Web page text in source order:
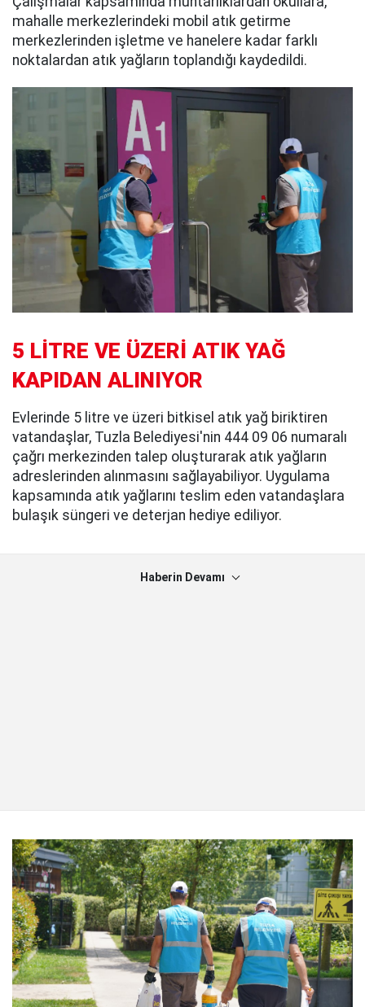
mahalle merkezlerindeki mobil atık getirme
merkezlerinden işletme ve hanelere kadar farklı
noktalardan atık yağların toplandığı kaydedildi.
5 LİTRE VE ÜZERİ ATIK YAĞ
KAPIDAN ALINIYOR
Evlerinde 5 litre ve üzeri bitkisel atık yağ biriktiren
vatandaşlar, Tuzla Belediyesi'nin 444 09 06 numaralı
çağrı merkezinden talep oluşturarak atık yağların
adreslerinden alınmasını sağlayabiliyor. Uygulama
kapsamında atık yağlarını teslim eden vatandaşlara
bulaşık süngeri ve deterjan hediye ediliyor.
Haberin Devamı